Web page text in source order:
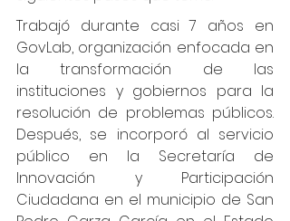
Trabajó durante casi 7 años en
GovLab, organización enfocada en
la transformación de las
instituciones y gobiernos para la
resolución de problemas públicos.
Después, se incorporó al servicio
público en la Secretaría de
Innovación y Participación
Ciudadana en el municipio de San